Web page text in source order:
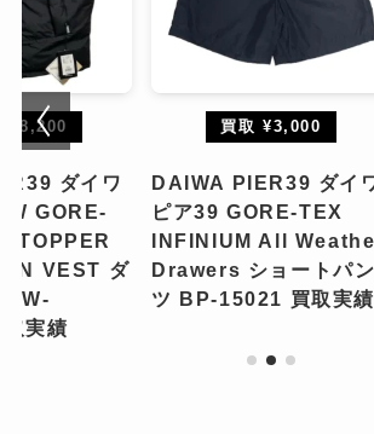
ダイワ
GORE-
VEST ダ
BW-
実績
買取 ¥3,000
DAIWA PIER39 ダイ
ピア39 GORE-TEX
INFINIUM All
Drawers ショートパン
ツ BP-15021 買取実績